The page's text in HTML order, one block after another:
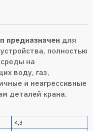
предназначен для
полностью
на
воду, газ,
и неагрессивные
деталей крана.
4,3